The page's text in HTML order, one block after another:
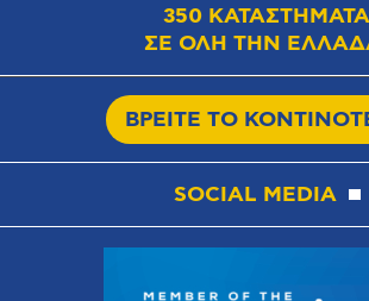
350 ΚΑΤΑΣΤΗΜΑΤΑ
ΣΕ ΟΛΗ ΤΗΝ
ΒΡΕΙΤΕ ΤΟ
SOCIAL MEDIA